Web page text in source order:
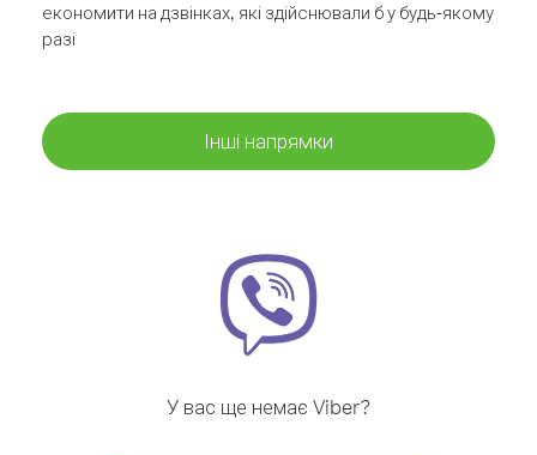
економити на дзвінках, які здійснювали б у будь-якому
разі
Інші напрямки
У вас ще немає Viber?